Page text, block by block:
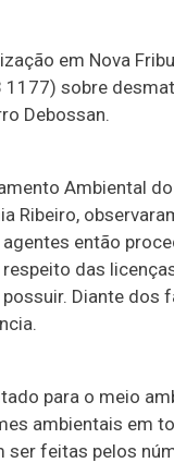
em Nova
1177) sobre
Debossan.
Ambiental
Ribeiro,
então
das
Diante dos
para o meio
ambientais em
ser feitas pelos